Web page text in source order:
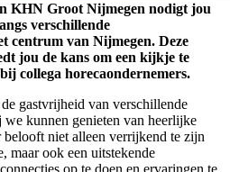
KHN Groot Nijmegen nodigt jou
verschillende
centrum van Nijmegen. Deze
jou de kans om een kijkje te
collega horecaondernemers.
gastvrijheid van verschillende
we kunnen genieten van heerlijke
belooft niet alleen verrijkend te zijn
maar ook een uitstekende
op te doen en ervaringen te